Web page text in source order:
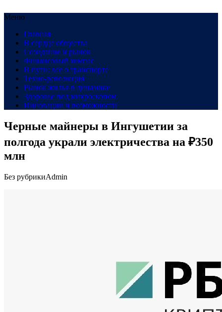
Меню
Главная
В сердце общества
Созидание и рынок
Финансовый компас
В пути: все о транспорте
Техно-революция
Рынок жилья в динамике
Здоровье под микроскопом
Инновации и возможности
Черные майнеры в Ингушетии за
полгода украли электричества на ₽350
млн
Без рубрикиAdmin